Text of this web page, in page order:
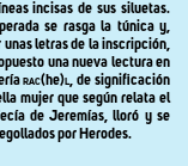
incisas de sus siluetas.
se rasga la túnica y,
unas letras de la inscripción,
una nueva lectura en
rac(he)l, de significación
mujer que según relata el
de Jeremías, lloró y se
por Herodes.